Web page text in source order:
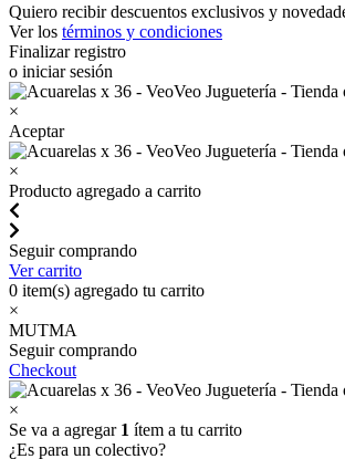
Quiero recibir descuentos exclusivos y
Ver los términos y condiciones
Finalizar registro
o iniciar sesión
×
Aceptar
×
Producto agregado a carrito
Seguir comprando
Ver carrito
0 item(s) agregado tu carrito
×
MUTMA
Seguir comprando
Checkout
×
Se va a agregar 1 ítem a tu carrito
¿Es para un colectivo?